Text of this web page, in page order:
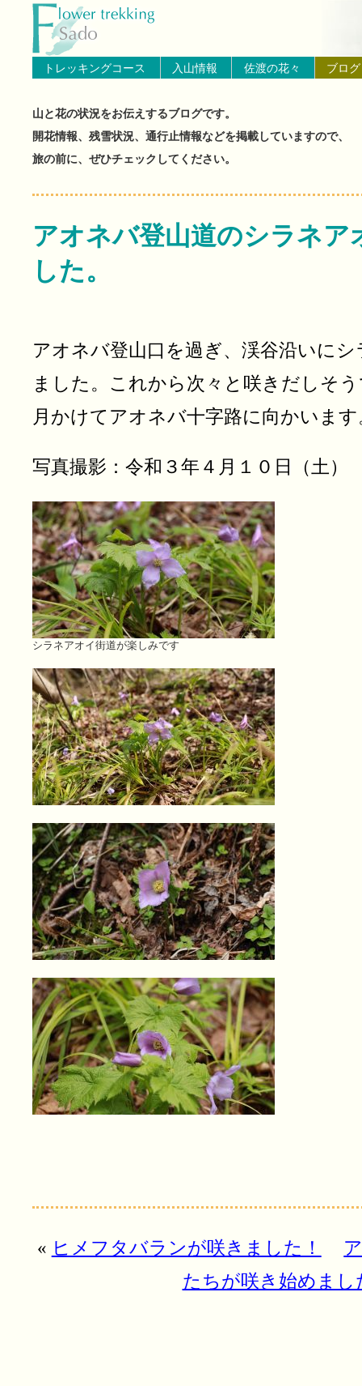
ブログ（佐渡島の山と花の状
トレッキングコース 入山情報 佐渡の花々 ブログ
山と花の状況をお伝えするブログです。
開花情報、残雪状況、通行止情報などを掲載していますので、
旅の前に、ぜひチェックしてください。
アオネバ登山道のシラネア
した。
アオネバ登山口を過ぎ、渓谷沿いに
ました。これから次々と咲きだしそ
月かけてアオネバ十字路に向かいます
写真撮影：令和３年４月１０日（土）
シラネアオイ街道が楽しみです
« ヒメフタバランが咲きました！
たちが咲き始めまし
トップページへ戻る